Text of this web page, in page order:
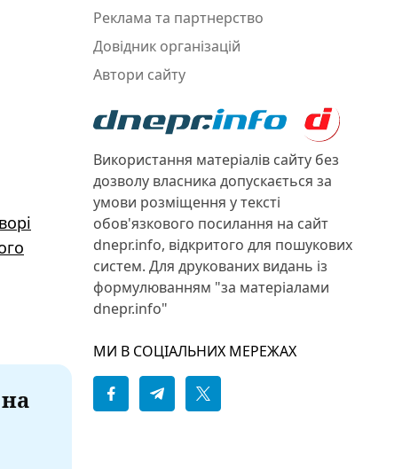
Реклама та партнерство
Довідник організацій
Автори сайту
Використання матеріалів сайту без
дозволу власника допускається за
умови розміщення у тексті
обов'язкового посилання на сайт
dnepr.info, відкритого для пошукових
систем. Для друкованих видань із
формулюванням "за матеріалами
dnepr.info"
МИ В СОЦІАЛЬНИХ МЕРЕЖАХ